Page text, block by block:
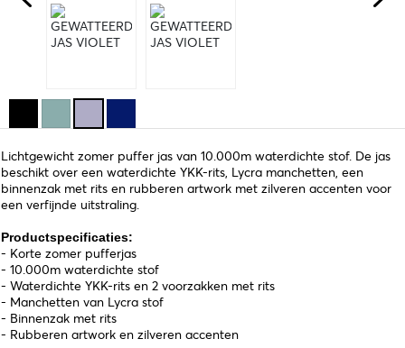
Lichtgewicht zomer puffer jas van 10.000m waterdichte stof. De jas
beschikt over een waterdichte YKK-rits, Lycra manchetten, een
binnenzak met rits en rubberen artwork met zilveren accenten voor
een verfijnde uitstraling.
Productspecificaties:
- Korte zomer pufferjas
- 10.000m waterdichte stof
- Waterdichte YKK-rits en 2 voorzakken met rits
- Manchetten van Lycra stof
- Binnenzak met rits
- Rubberen artwork en zilveren accenten